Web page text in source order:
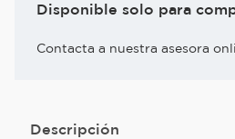
Disponible solo para
Contacta a nuestra asesora
Descripción